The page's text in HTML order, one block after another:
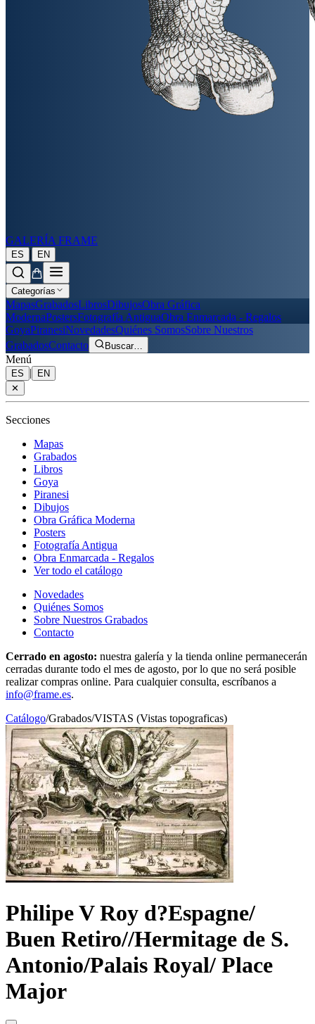
GALERÍA FRAME
ES | EN
Categorías
MapasGrabadosLibrosDibujosObra Gráfica
ModernaPostersFotografía AntiguaObra Enmarcada - Regalos
GoyaPiranesiNovedadesQuiénes SomosSobre Nuestros
GrabadosContacto Buscar…
Menú
ES |
EN
✕
Secciones
Mapas
Grabados
Libros
Goya
Piranesi
Dibujos
Obra Gráfica Moderna
Posters
Fotografía Antigua
Obra Enmarcada - Regalos
Ver todo el catálogo
Novedades
Quiénes Somos
Sobre Nuestros Grabados
Contacto
Cerrado en agosto: nuestra galería y la tienda online permanecerán
cerradas durante todo el mes de agosto, por lo que no será posible
realizar compras online. Para cualquier consulta, escríbanos a
info@frame.es.
Catálogo/Grabados/VISTAS (Vistas topograficas)
Philipe V Roy d?Espagne/
Buen Retiro//Hermitage de S.
Antonio/Palais Royal/ Place
Major